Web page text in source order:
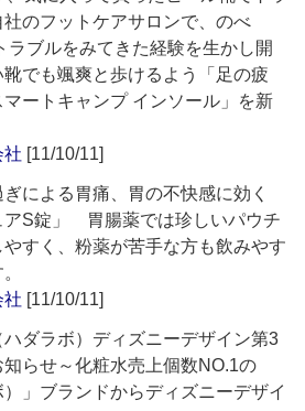
のフットケアサロンで、のべ
ラブルをみてきた経験を生かし開
でも颯爽と歩けるよう「足の疲
ートキャンプ インソール」を新
社 [11/10/11]
による胃痛、胃の不快感に効く
アS錠」 胃腸薬では珍しいパウチ
すく、粉薬が苦手な方も飲みやす
社 [11/10/11]
ハダラボ）ディズニーデザイン第3
らせ～化粧水売上個数NO.1の
）」ブランドからディズニーデザイ